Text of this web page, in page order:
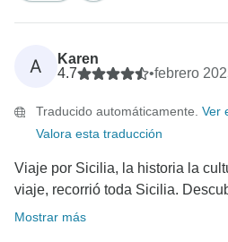
A
Karen
4.7
•febrero
Traducido automáticamente. Ver
Valora esta traducción
Viaje por Sicilia, la historia la
viaje, recorrió toda Sicilia.
Mostrar más